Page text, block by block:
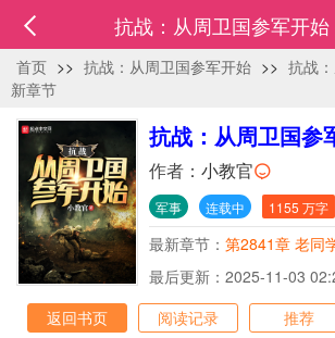
抗战：从周卫国参军开始
首页 >> 抗战：从周卫国参军开始 >> 抗战
新章节
抗战：从周卫国参
作者： 小教官
军事 连载中 1155 万字
最新章节： 第2841章 老同
最后更新：2025-11-03
返回书页
阅读记录 推荐